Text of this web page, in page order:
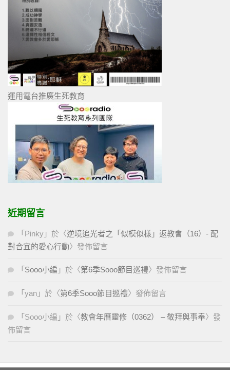
運用電台推廣生死教育
近期留言
「 Pinky 」於〈逆境追光者之「似模似樣」返教會（16）- 配
對合宜的愛心行動〉發佈留言
「 Sooo小編 」於〈第6季Sooo節目巡禮〉發佈留言
「 yan 」於〈第6季Sooo節目巡禮〉發佈留言
「 Sooo小編 」於〈教會年曆靈修（0362） – 敬拜與事奉〉發
佈留言